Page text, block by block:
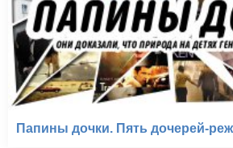
Папины дочки. Пять дочерей-